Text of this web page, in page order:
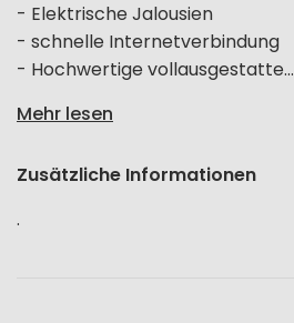
- Elektrische Jalousien
- schnelle Internetverbindung
- Hochwertige vollausgestatte...
Mehr lesen
Zusätzliche Informationen
.